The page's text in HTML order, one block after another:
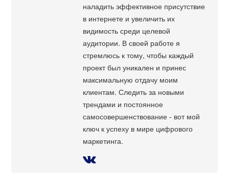
наладить эффективное присутствие
в интернете и увеличить их
видимость среди целевой
аудитории. В своей работе я
стремлюсь к тому, чтобы каждый
проект был уникален и принес
максимальную отдачу моим
клиентам. Следить за новыми
трендами и постоянное
самосовершенствование - вот мой
ключ к успеху в мире цифрового
маркетинга.